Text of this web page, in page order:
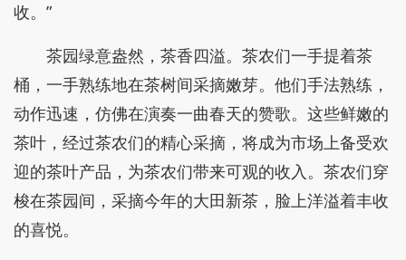
收。”
茶园绿意盎然，茶香四溢。茶农们一手提着茶
桶，一手熟练地在茶树间采摘嫩芽。他们手法熟练，
动作迅速，仿佛在演奏一曲春天的赞歌。这些鲜嫩的
茶叶，经过茶农们的精心采摘，将成为市场上备受欢
迎的茶叶产品，为茶农们带来可观的收入。茶农们穿
梭在茶园间，采摘今年的大田新茶，脸上洋溢着丰收
的喜悦。